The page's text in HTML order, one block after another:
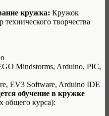
кружка: Кружок
творчества
Mindstorms, Arduino, PIC,
EV3 Software, Arduino IDE
обучение в кружке
общего курса):